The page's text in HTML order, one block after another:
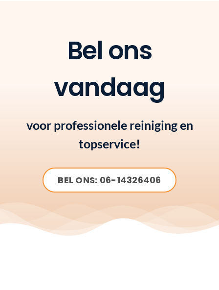
Bel ons
vandaag
voor professionele reiniging en
topservice!
BEL ONS: 06-14326406